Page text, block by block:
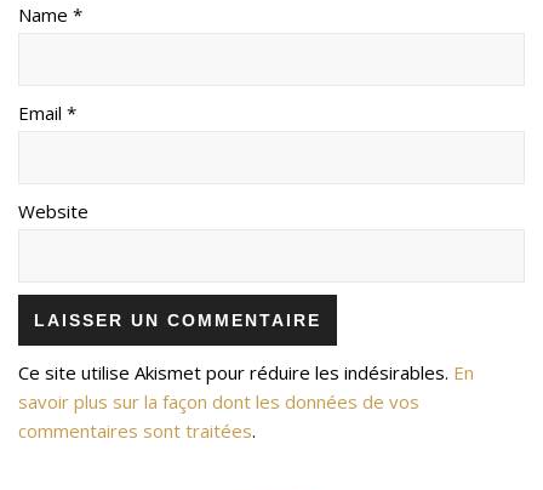
Name *
Email *
Website
Ce site utilise Akismet pour réduire les indésirables. En
savoir plus sur la façon dont les données de vos
commentaires sont traitées.